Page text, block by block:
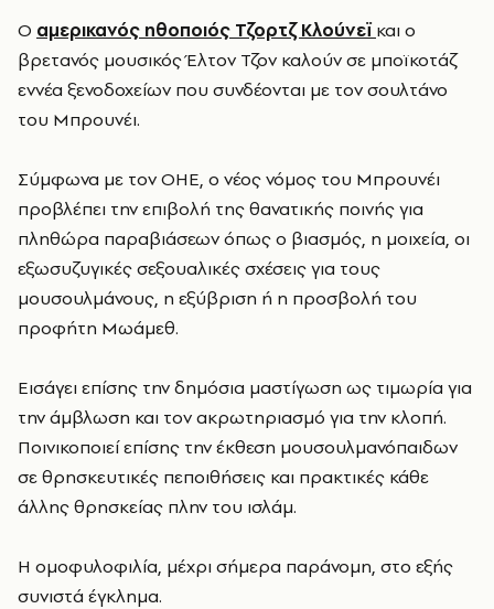
Ο αμερικανός ηθοποιός Τζορτζ Κλούνεϊκαι ο
βρετανός μουσικός Έλτον Τζον καλούν σε μποϊκοτάζ
εννέα ξενοδοχείων που συνδέονται με τον σουλτάνο
του Μπρουνέι.
Σύμφωνα με τον ΟΗΕ, ο νέος νόμος του Μπρουνέι
προβλέπει την επιβολή της θανατικής ποινής για
πληθώρα παραβιάσεων όπως ο βιασμός, η μοιχεία, οι
εξωσυζυγικές σεξουαλικές σχέσεις για τους
μουσουλμάνους, η εξύβριση ή η προσβολή του
προφήτη Μωάμεθ.
Εισάγει επίσης την δημόσια μαστίγωση ως τιμωρία για
την άμβλωση και τον ακρωτηριασμό για την κλοπή.
Ποινικοποιεί επίσης την έκθεση μουσουλμανόπαιδων
σε θρησκευτικές πεποιθήσεις και πρακτικές κάθε
άλλης θρησκείας πλην του ισλάμ.
Η ομοφυλοφιλία, μέχρι σήμερα παράνομη, στο εξής
συνιστά έγκλημα.